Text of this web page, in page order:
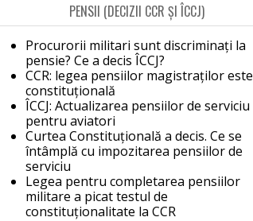
PENSII (DECIZII CCR ȘI ÎCCJ)
Procurorii militari sunt discriminați la
pensie? Ce a decis ÎCCJ?
CCR: legea pensiilor magistraților este
constituțională
ÎCCJ: Actualizarea pensiilor de serviciu
pentru aviatori
Curtea Constituțională a decis. Ce se
întâmplă cu impozitarea pensiilor de
serviciu
Legea pentru completarea pensiilor
militare a picat testul de
constituționalitate la CCR